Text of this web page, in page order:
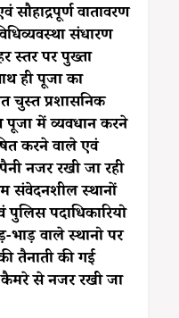
सौहाद्रपूर्ण वातावरण
संधारण
स्तर पर पुख्ता
ही पूजा का
चुस्त प्रशासनिक
पूजा में व्यवधान करने
करने वाले एवं
नजर रखी जा रही
संवेदनशील स्थानों
पदाधिकारियो
भाड़ वाले स्थानो पर
तैनाती की गई
कैमरे से नजर रखी जा